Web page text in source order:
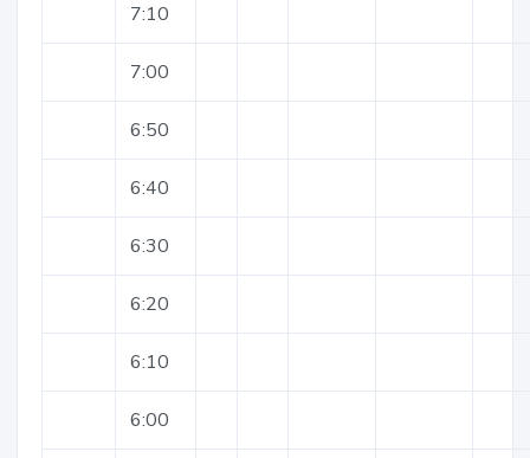
7:10
7:00
6:50
6:40
6:30
6:20
6:10
6:00